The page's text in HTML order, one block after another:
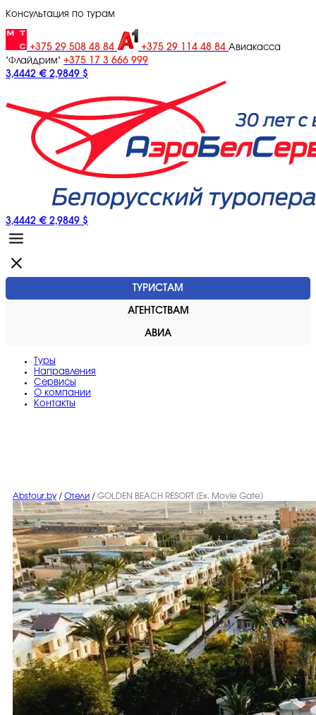
Консультация по турам
+375 29 508 48 84 +375 29 114 48 84 Авиакасса
"Флайдрим" +375 17 3 666 999
3,4442 € 2,9849 $
3,4442 € 2,9849 $
ТУРИСТАМ
АГЕНТСТВАМ
АВИА
Туры
Направления
Сервисы
O компании
Контакты
Abstour.by / Отели / GOLDEN BEACH RESORT (Ex. Movie Gate)